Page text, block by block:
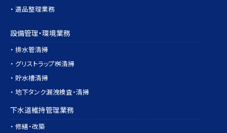
・ 遺品整理業務
設備管理・環境業務
・ 排水管清掃
・ グリストラップ桝清掃
・ 貯水槽清掃
・ 地下タンク漏洩検査・清掃
下水道維持管理業務
・ 修繕・改築